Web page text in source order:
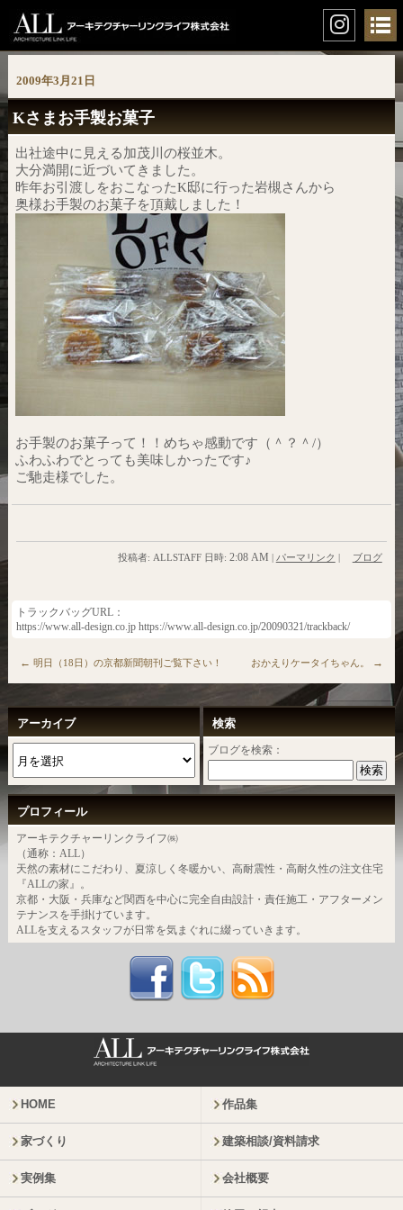
2009年3月21日
Kさまお手製お菓子
出社途中に見える加茂川の桜並木。
大分満開に近づいてきました。
昨年お引渡しをおこなったK邸に行った岩槻さんから
奥様お手製のお菓子を頂戴しました！
お手製のお菓子って！！めちゃ感動です（＾？＾/）
ふわふわでとっても美味しかったです♪
ご馳走様でした。
投稿者: ALLSTAFF 日時: 2:08 AM | パーマリンク | ブログ
トラックバッグURL：
https://www.all-design.co.jp https://www.all-design.co.jp/20090321/trackback/
← 明日（18日）の京都新聞朝刊ご覧下さい！ おかえりケータイちゃん。 →
アーカイブ 検索
ブログを検索：
プロフィール
アーキテクチャーリンクライフ㈱
（通称：ALL）
天然の素材にこだわり、夏涼しく冬暖かい、高耐震性・高耐久性の注文住宅
『ALLの家』。
京都・大阪・兵庫など関西を中心に完全自由設計・責任施工・アフターメン
テナンスを手掛けています。
ALLを支えるスタッフが日常を気まぐれに綴っていきます。
HOME 作品集
家づくり 建築相談/資料請求
実例集 会社概要